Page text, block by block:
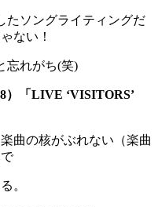
たソングライティングだ
ない！
れがち(笑)
）「LIVE ‘VISITORS’
曲の核がぶれない（楽曲
。